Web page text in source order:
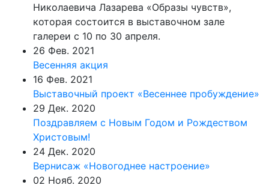
Николаевича Лазарева «Образы чувств»,
которая состоится в выставочном зале
галереи с 10 по 30 апреля.
26 Фев. 2021
Весенняя акция
16 Фев. 2021
Выставочный проект «Весеннее пробуждение»
29 Дек. 2020
Поздравляем с Новым Годом и Рождеством
Христовым!
24 Дек. 2020
Вернисаж «Новогоднее настроение»
02 Нояб. 2020